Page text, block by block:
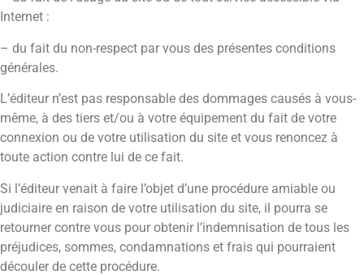
Internet :
– du fait du non-respect par vous des présentes conditions
générales.
L’éditeur n’est pas responsable des dommages causés à vous-
même, à des tiers et/ou à votre équipement du fait de votre
connexion ou de votre utilisation du site et vous renoncez à
toute action contre lui de ce fait.
Si l’éditeur venait à faire l’objet d’une procédure amiable ou
judiciaire en raison de votre utilisation du site, il pourra se
retourner contre vous pour obtenir l’indemnisation de tous les
préjudices, sommes, condamnations et frais qui pourraient
découler de cette procédure.